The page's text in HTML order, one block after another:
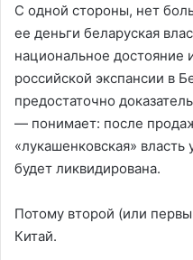
С одной стороны, нет
ее деньги беларуская
национальное достояние
российской экспансии в
предостаточно
— понимает: после
«лукашенковская»
будет ликвидирована.
Потому второй (или
Китай.